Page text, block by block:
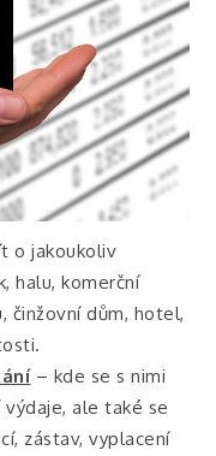
o jakoukoliv
halu, komerční
činžovní dům, hotel,
– kde se s nimi
ale také se
zástav, vyplacení